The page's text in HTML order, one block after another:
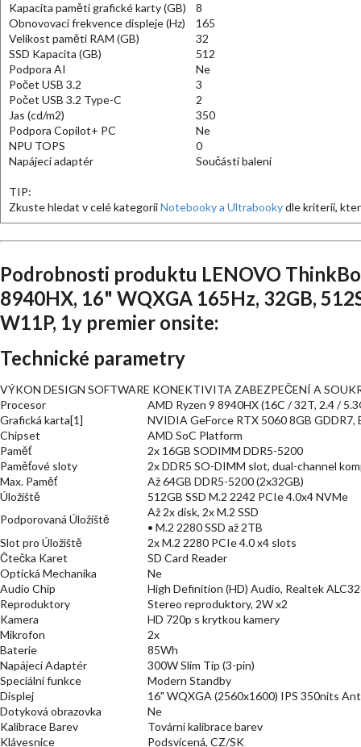
Kapacita paměti grafické karty (GB)
8
Obnovovací frekvence displeje (Hz)
165
Velikost paměti RAM (GB)
32
SSD Kapacita (GB)
512
Podpora AI
Ne
Počet USB 3.2
3
Počet USB 3.2 Type-C
2
Jas (cd/m2)
350
Podpora Copilot+ PC
Ne
NPU TOPS
0
Napájecí adaptér
Součástí balení
TIP:
Zkuste hledat v celé kategoriiNotebooky a Ultrabookydle kriterií,
Podrobnosti produktu LENOVO
8940HX, 16" WQXGA 165Hz, 32GB,
W11P, 1y premier onsite:
Technické parametry
VÝKON DESIGN SOFTWARE KONEKTIVITA ZABEZPEČENÍ A
Procesor
AMD Ryzen 9 8940HX (16C / 32T, 2.4 /
Grafická karta[1]
NVIDIA GeForce RTX 5060 8GB
Chipset
AMD SoC Platform
Paměť
2x 16GB SODIMM DDR5-5200
Paměťové sloty
2x DDR5 SO-DIMM slot, dual-channel
Max. Paměť
Až 64GB DDR5-5200 (2x32GB)
Úložiště
512GB SSD M.2 2242 PCIe 4.0x4 NVMe
Podporovaná Úložiště
Až 2x disk, 2x M.2 SSD
• M.2 2280 SSD až 2TB
Slot pro Úložiště
2x M.2 2280 PCIe 4.0 x4 slots
Čtečka Karet
SD Card Reader
Optická Mechanika
Ne
Audio Chip
High Definition (HD) Audio, Realtek
Reproduktory
Stereo reproduktory, 2W x2
Kamera
HD 720p s krytkou kamery
Mikrofon
2x
Baterie
85Wh
Napájecí Adaptér
300W Slim Tip (3-pin)
Speciální funkce
Modern Standby
Displej
16" WQXGA (2560x1600) IPS 350nits
Dotyková obrazovka
Ne
Kalibrace Barev
Tovární kalibrace barev
Klávesnice
Podsvícená, CZ/SK